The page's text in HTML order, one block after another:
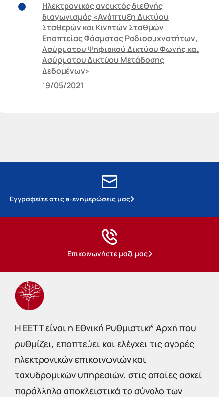
Ηλεκτρονικός ανοικτός διεθνής
διαγωνισμός «Ανάπτυξη Δικτύου
Σταθερών και Κινητών Σταθμών
Εποπτείας Φάσματος Ραδιοσυχνοτήτων,
Ασύρματου Ψηφιακού Δικτύου Φωνής και
Ασύρματου Δικτύου Μετάδοσης
Δεδομένων»
19/05/2021
Εγγραφείτε στις e-ενημερώσεις μας
Επικοινωνήστε μαζί μας
Η EETT είναι η Εθνική Ρυθμιστική Αρχή που
ρυθμίζει, εποπτεύει και ελέγχει τις αγορές
ηλεκτρονικών επικοινωνιών και
ταχυδρομικών υπηρεσιών, στις οποίες ασκεί
παράλληλα αποκλειστικά το σύνολο των